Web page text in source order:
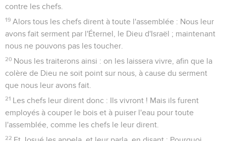
contre les chefs.
19 Alors tous les chefs dirent à toute l'assemblée : Nous leur
avons fait serment par l'Éternel, le Dieu d'Israël ; maintenant
nous ne pouvons pas les toucher.
20 Nous les traiterons ainsi : on les laissera vivre, afin que la
colère de Dieu ne soit point sur nous, à cause du serment
que nous leur avons fait.
21 Les chefs leur dirent donc : Ils vivront ! Mais ils furent
employés à couper le bois et à puiser l'eau pour toute
l'assemblée, comme les chefs le leur dirent.
22